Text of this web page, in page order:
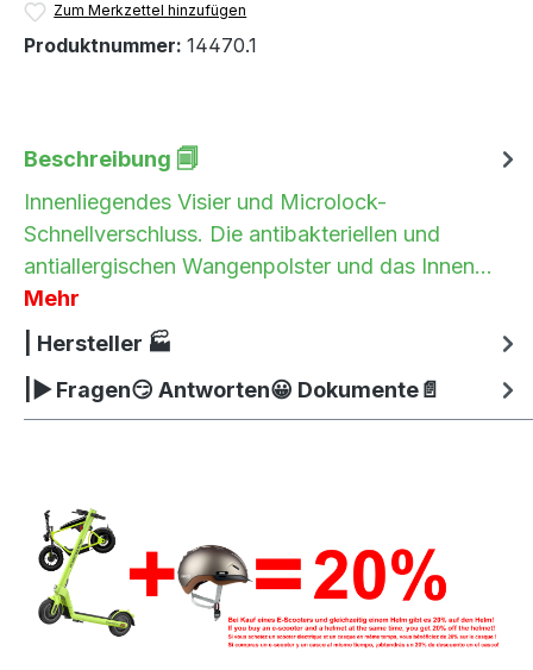
Zum Merkzettel hinzufügen
Produktnummer: 14470.1
Beschreibung 🗐
Innenliegendes Visier und Microlock-
Schnellverschluss. Die antibakteriellen und
antiallergischen Wangenpolster und das Innen…
Mehr
| Hersteller 🏭
|▶ Fragen😏 Antworten😀 Dokumente📄